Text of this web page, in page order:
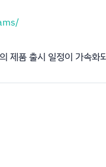
품 출시 일정이 가속화